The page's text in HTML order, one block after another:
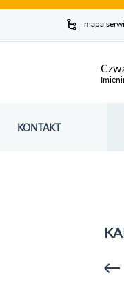
mapa
KONTAKT